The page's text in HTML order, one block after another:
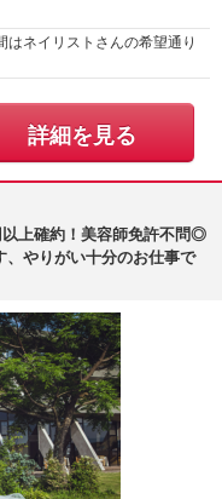
ネイリストさんの希望通り
詳細を見る
以上確約！美容師免許不問◎
、やりがい十分のお仕事で